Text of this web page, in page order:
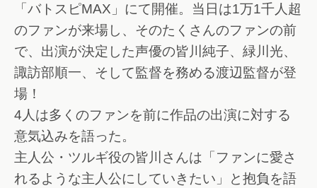
「バトスピMAX」にて開催。当日は1万1千人超
のファンが来場し、そのたくさんのファンの前
で、出演が決定した声優の皆川純子、緑川光、
諏訪部順一、そして監督を務める渡辺監督が登
場！
4人は多くのファンを前に作品の出演に対する
意気込みを語った。
主人公・ツルギ役の皆川さんは「ファンに愛さ
れるような主人公にしていきたい」と抱負を語